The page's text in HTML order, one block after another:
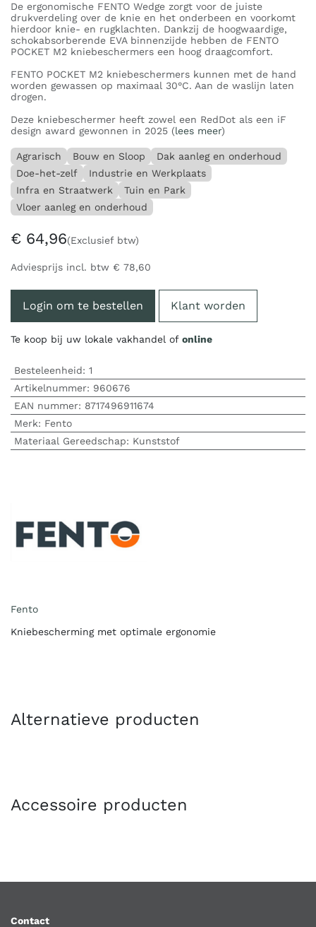
De ergonomische FENTO Wedge zorgt voor de juiste
drukverdeling over de knie en het onderbeen en voorkomt
hierdoor knie- en rugklachten. Dankzij de hoogwaardige,
schokabsorberende EVA binnenzijde hebben de FENTO
POCKET M2 kniebeschermers een hoog draagcomfort.
FENTO POCKET M2 kniebeschermers kunnen met de hand
worden gewassen op maximaal 30°C. Aan de waslijn laten
drogen.
Deze kniebeschermer heeft zowel een RedDot als een iF
design award gewonnen in 2025 (lees meer)
Agrarisch Bouw en Sloop
Dak aanleg en onderhoud
Doe-het-zelf
Industrie en Werkplaats
Infra en Straatwerk
Tuin en Park
Vloer aanleg en onderhoud
€ 64,96(Exclusief btw)
Adviesprijs incl. btw € 78,60
Login om te bestellen Klant worden
Te koop bij uw lokale vakhandel of online
Besteleenheid: 1
Artikelnummer: 960676
EAN nummer: 8717496911674
Merk: Fento
Materiaal Gereedschap: Kunststof
Fento
Kniebescherming met optimale ergonomie
Alternatieve producten
Accessoire producten
Contact